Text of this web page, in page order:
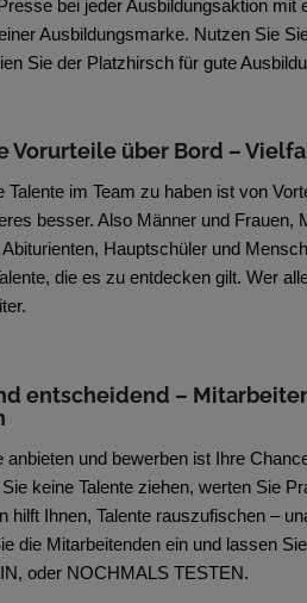
bei jeder Ausbildungsaktion mit
Ausbildungsmarke. Nutzen Sie
Sie der Platzhirsch für gute
Vorurteile über Bord –
Talente im Team zu haben ist von
besser. Also Männer und Frauen,
Hauptschüler und
die es zu entdecken gilt. Wer
entscheidend –
und bewerben ist Ihre
keine Talente ziehen, werten Sie
hilft Ihnen, Talente rauszufischen –
die Mitarbeitenden ein und lassen
oder NOCHMALS TESTEN.